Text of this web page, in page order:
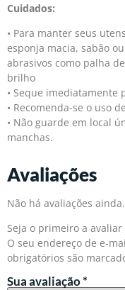
Cuidados:
• Para manter seus
esponja macia, sabão
abrasivos como palha
brilho
• Seque imediatamente
• Recomenda-se o uso
• Não guarde em local
manchas.
Avaliações
Não há avaliações ainda.
Seja o primeiro a avaliar
O seu endereço de e-
obrigatórios são
Sua avaliação*